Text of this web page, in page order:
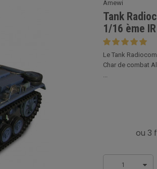
Amewi
Tank
1/16 ème
Le Tank
Char de combat
...
1